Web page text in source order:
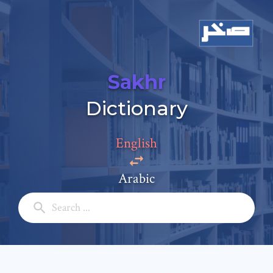
Sakhr
Dictionary
English
Arabic
Add a comment
Full Name: *